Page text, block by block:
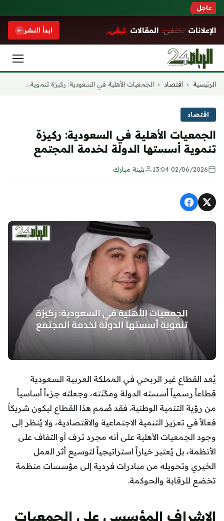
عاجل
الإعلانات تختفي. المقالات تبقى. ابدأ النشر
التجاوز
الرئيسية › اقتصاد › الجمعيات الأهلية في السعودية: ركيزة تنموية...
اقتصاد
الجمعيات الأهلية في السعودية: ركيزة
تنموية أسستها الدولة لخدمة المجتمع
02/06/2026 13:04 بثينة مبارك
يُعد القطاع غير الربحي في المملكة العربية السعودية
قطاعاً رسمياً أسسته الدولة ومكّنته، وجعلته جزءاً أساسياً
من رؤية التنمية الوطنية. فقد صُمم هذا القطاع ليكون شريكاً
فعالاً في تعزيز التنمية الاجتماعية والاقتصادية، ولا يُنظر إلى
وجود الجمعيات الأهلية على أنه مجرد ترف أو التفاف على
الأنظمة، بل يُعتبر خياراً استراتيجياً لتوسيع أثر العمل
الخيري وتحويله من مبادرات فردية إلى مؤسسات منظمة
تخضع للرقابة والحوكمة.
الإشراف المؤسسي على الجمعيات